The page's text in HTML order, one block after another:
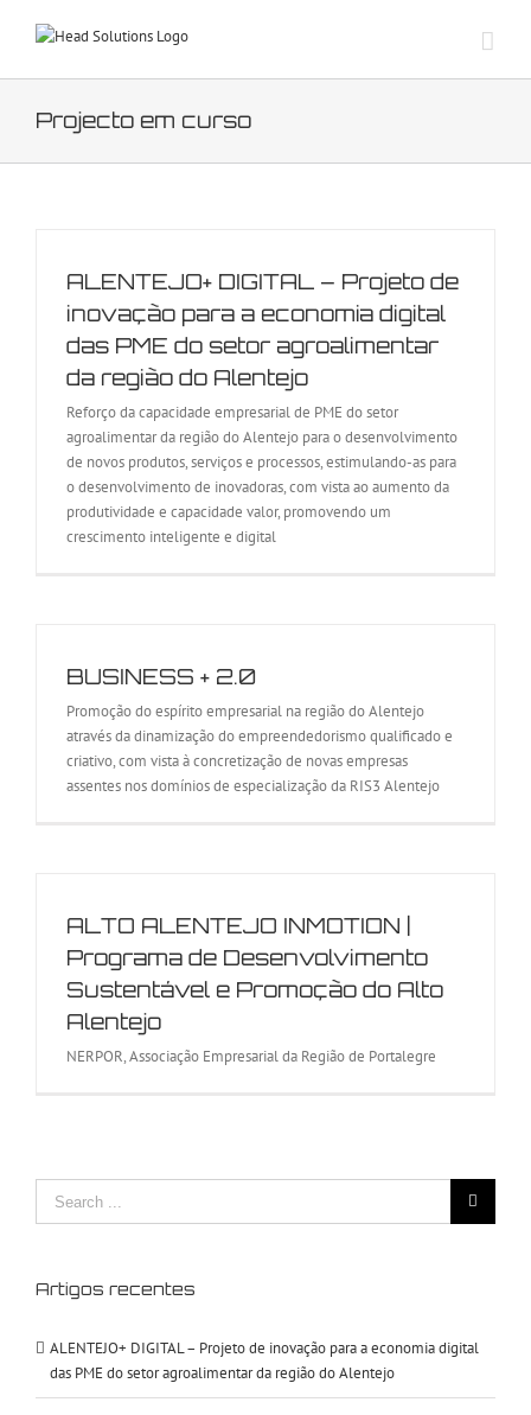
Projecto em curso
ALENTEJO+ DIGITAL – Projeto de
inovação para a economia digital
das PME do setor agroalimentar
da região do Alentejo
Reforço da capacidade empresarial de PME do setor
agroalimentar da região do Alentejo para o desenvolvimento
de novos produtos, serviços e processos, estimulando-as para
o desenvolvimento de inovadoras, com vista ao aumento da
produtividade e capacidade valor, promovendo um
crescimento inteligente e digital
BUSINESS + 2.0
Promoção do espírito empresarial na região do Alentejo
através da dinamização do empreendedorismo qualificado e
criativo, com vista à concretização de novas empresas
assentes nos domínios de especialização da RIS3 Alentejo
ALTO ALENTEJO INMOTION |
Programa de Desenvolvimento
Sustentável e Promoção do Alto
Alentejo
NERPOR, Associação Empresarial da Região de Portalegre
Artigos recentes
ALENTEJO+ DIGITAL – Projeto de inovação para a economia digital
das PME do setor agroalimentar da região do Alentejo